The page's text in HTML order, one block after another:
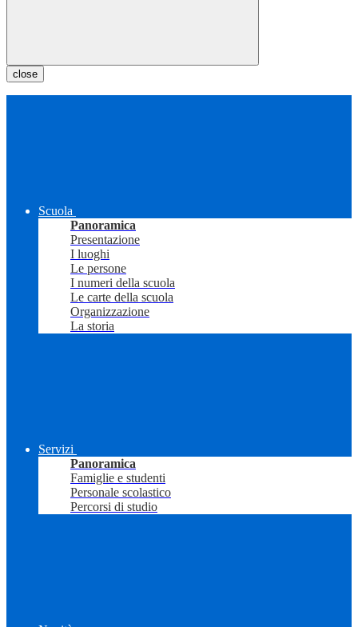
close
Scuola
Panoramica
Presentazione
I luoghi
Le persone
I numeri della scuola
Le carte della scuola
Organizzazione
La storia
Servizi
Panoramica
Famiglie e studenti
Personale scolastico
Percorsi di studio